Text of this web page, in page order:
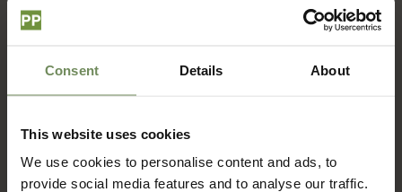
Consent Details About
This website uses cookies
We use cookies to personalise content and ads, to
provide social media features and to analyse our traffic.
Quiet spaces, bold blooms